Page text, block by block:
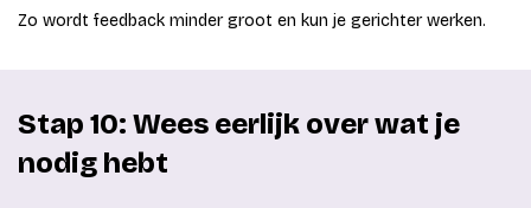
Zo wordt feedback minder groot en kun je gerichter werken.
Stap 10: Wees eerlijk over wat je
nodig hebt